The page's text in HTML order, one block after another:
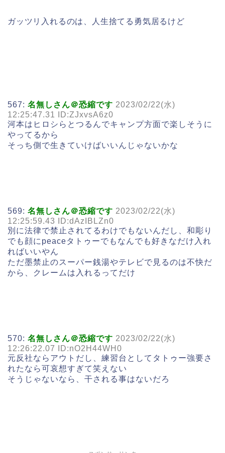
ガッツリ入れるのは、人生捨てる勇気居るけど
567: 名無しさん＠恐縮です 2023/02/22(水)
12:25:47.31 ID:ZJxvsA6z0
河本はヒロシらとつるんでキャンプ方面で楽しそうに
やってるから
そっち側で生きていけばいいんじゃないかな
569: 名無しさん＠恐縮です 2023/02/22(水)
12:25:59.43 ID:dAzIBLZn0
別に法律で禁止されてるわけでもないんだし、和彫り
でも顔にpeaceタトゥーでもなんでも好きなだけ入れ
ればいいやん
ただ墨禁止のスーパー銭湯やテレビで見るのは不快だ
から、クレームは入れるってだけ
570: 名無しさん＠恐縮です 2023/02/22(水)
12:26:22.07 ID:nO2H44WH0
元反社ならアウトだし、練習台としてタトゥー強要さ
れたなら可哀想すぎて笑えない
そうじゃないなら、干される事はないだろ